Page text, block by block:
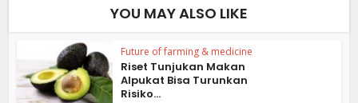
YOU MAY ALSO LIKE
Future of farming & medicine
Riset Tunjukan Makan
Alpukat Bisa Turunkan
Risiko...